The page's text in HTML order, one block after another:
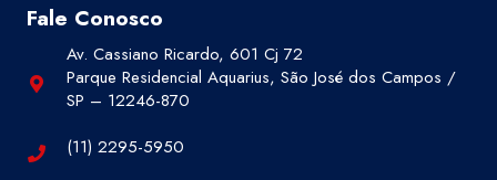
Fale Conosco
Av. Cassiano Ricardo, 601 Cj 72
Parque Residencial Aquarius, São José dos Campos /
SP – 12246-870
(11) 2295-5950